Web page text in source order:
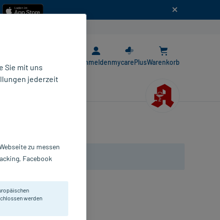
AnmeldenmycarePlusWarenkorb
schwerer Beine.
Sie mit uns
jederzeit
zu messen
Facebook
werden